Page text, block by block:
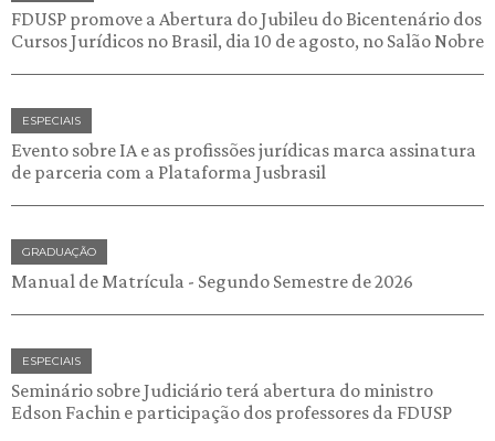
FDUSP promove a Abertura do Jubileu do Bicentenário dos
Cursos Jurídicos no Brasil, dia 10 de agosto, no Salão Nobre
ESPECIAIS
Evento sobre IA e as profissões jurídicas marca assinatura
de parceria com a Plataforma Jusbrasil
GRADUAÇÃO
Manual de Matrícula - Segundo Semestre de 2026
ESPECIAIS
Seminário sobre Judiciário terá abertura do ministro
Edson Fachin e participação dos professores da FDUSP